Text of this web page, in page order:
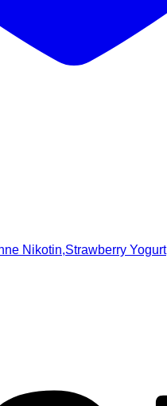
Nikotin,Strawberry Yogurt